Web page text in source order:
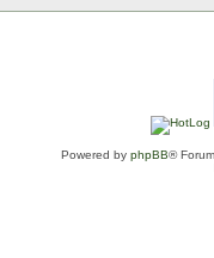
Powered by phpBB®